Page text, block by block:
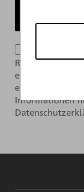
Ich bin mit
Rahmen des
einverstanden.
einen Link im
Informationen